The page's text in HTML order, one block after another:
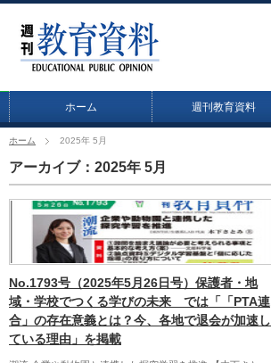
ホーム 週刊教育資料
ホーム 2025年 5月
アーカイブ：2025年 5月
No.1793号（2025年5月26日号）保護者・地
域・学校でつくる学びの未来 では「「PTA連
合」の存在意義とは？今、各地で退会が加速し
ている理由」を掲載